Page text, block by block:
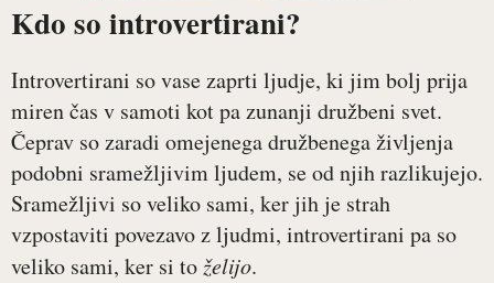
Kdo so introvertirani?
Introvertirani so vase zaprti ljudje, ki jim bolj prija
miren čas v samoti kot pa zunanji družbeni svet.
Čeprav so zaradi omejenega družbenega življenja
podobni sramežljivim ljudem, se od njih razlikujejo.
Sramežljivi so veliko sami, ker jih je strah
vzpostaviti povezavo z ljudmi, introvertirani pa so
veliko sami, ker si toželijo.